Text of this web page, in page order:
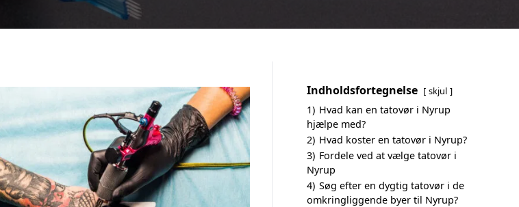
Indholdsfortegnelse skjul
1) Hvad kan en tatovør i Nyrup
hjælpe med?
2) Hvad koster en tatovør i Nyrup?
3) Fordele ved at vælge tatovør i
Nyrup
4) Søg efter en dygtig tatovør i de
omkringliggende byer til Nyrup?